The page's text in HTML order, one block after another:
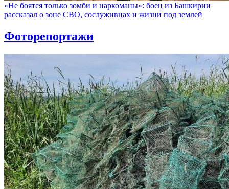
«Не боятся только зомби и наркоманы»: боец из Башкирии
рассказал о зоне СВО, сослуживцах и жизни под землей
Фоторепортажи